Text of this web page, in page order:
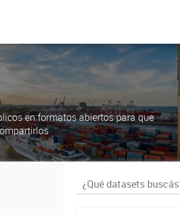
en formatos abiertos para que